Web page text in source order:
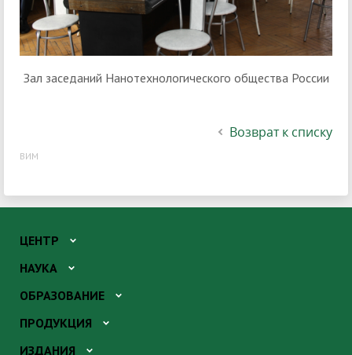
Зал заседаний Нанотехнологического общества России
Возврат к списку
ВИМ
ЦЕНТР
НАУКА
ОБРАЗОВАНИЕ
ПРОДУКЦИЯ
ИЗДАНИЯ